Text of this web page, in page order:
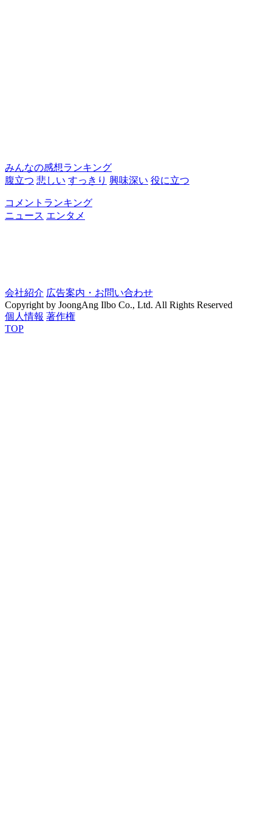
みんなの感想ランキング
腹立つ 悲しい すっきり 興味深い 役に立つ
コメントランキング
ニュース エンタメ
会社紹介 広告案内・お問い合わせ
Copyright by JoongAng Ilbo Co., Ltd. All Rights Reserved
個人情報 著作権
TOP